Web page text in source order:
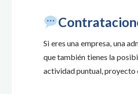
Si eres una empresa, una
que también tienes la
actividad puntual, proyecto